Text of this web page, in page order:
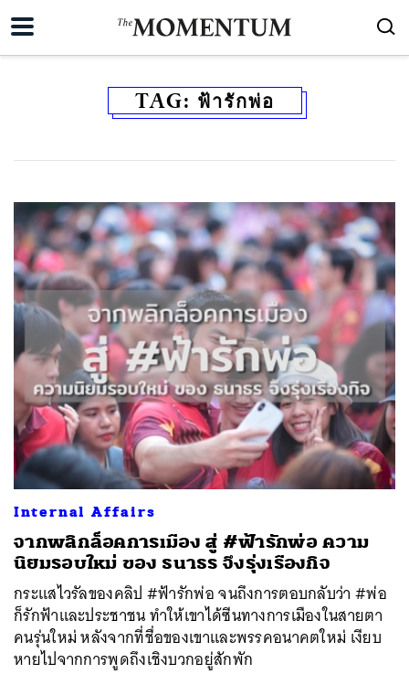
TAG: ฟ้ารักพ่อ
Internal Affairs
จากพลิกล็อคการเมือง สู่ #ฟ้ารักพ่อ ความ
นิยมรอบใหม่ ของ ธนาธร จึงรุ่งเรืองกิจ
กระแสไวรัลของคลิป #ฟ้ารักพ่อ จนถึงการตอบกลับว่า #พ่อ
ก็รักฟ้าและประชาชน ทำให้เขาได้ซีนทางการเมืองในสายตา
คนรุ่นใหม่ หลังจากที่ชื่อของเขาและพรรคอนาคตใหม่ เงียบ
หายไปจากการพูดถึงเชิงบวกอยู่สักพัก